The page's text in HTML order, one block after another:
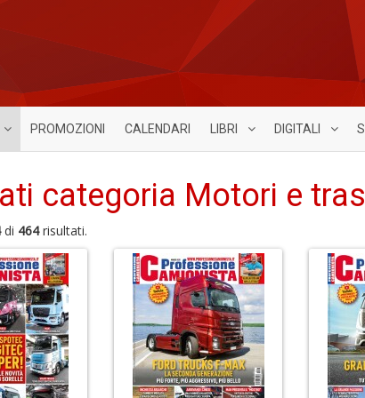
PROMOZIONI CALENDARI LIBRI DIGITALI
categoria Motori e
di 464risultati.